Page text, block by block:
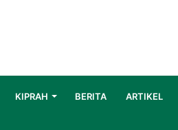
KIPRAH BERITA ARTIKEL